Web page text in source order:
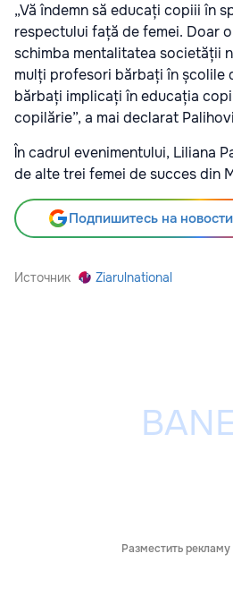
„Vă îndemn să educați copiii în
respectului față de femei. Doar
schimba mentalitatea societății
mulți profesori bărbați în școlile
bărbați implicați în educația
copilărie”, a mai declarat
În cadrul evenimentului, Liliana
de alte trei femei de succes din
Подпишитесь на
Источник Ziarulnational
Разместить рекламу